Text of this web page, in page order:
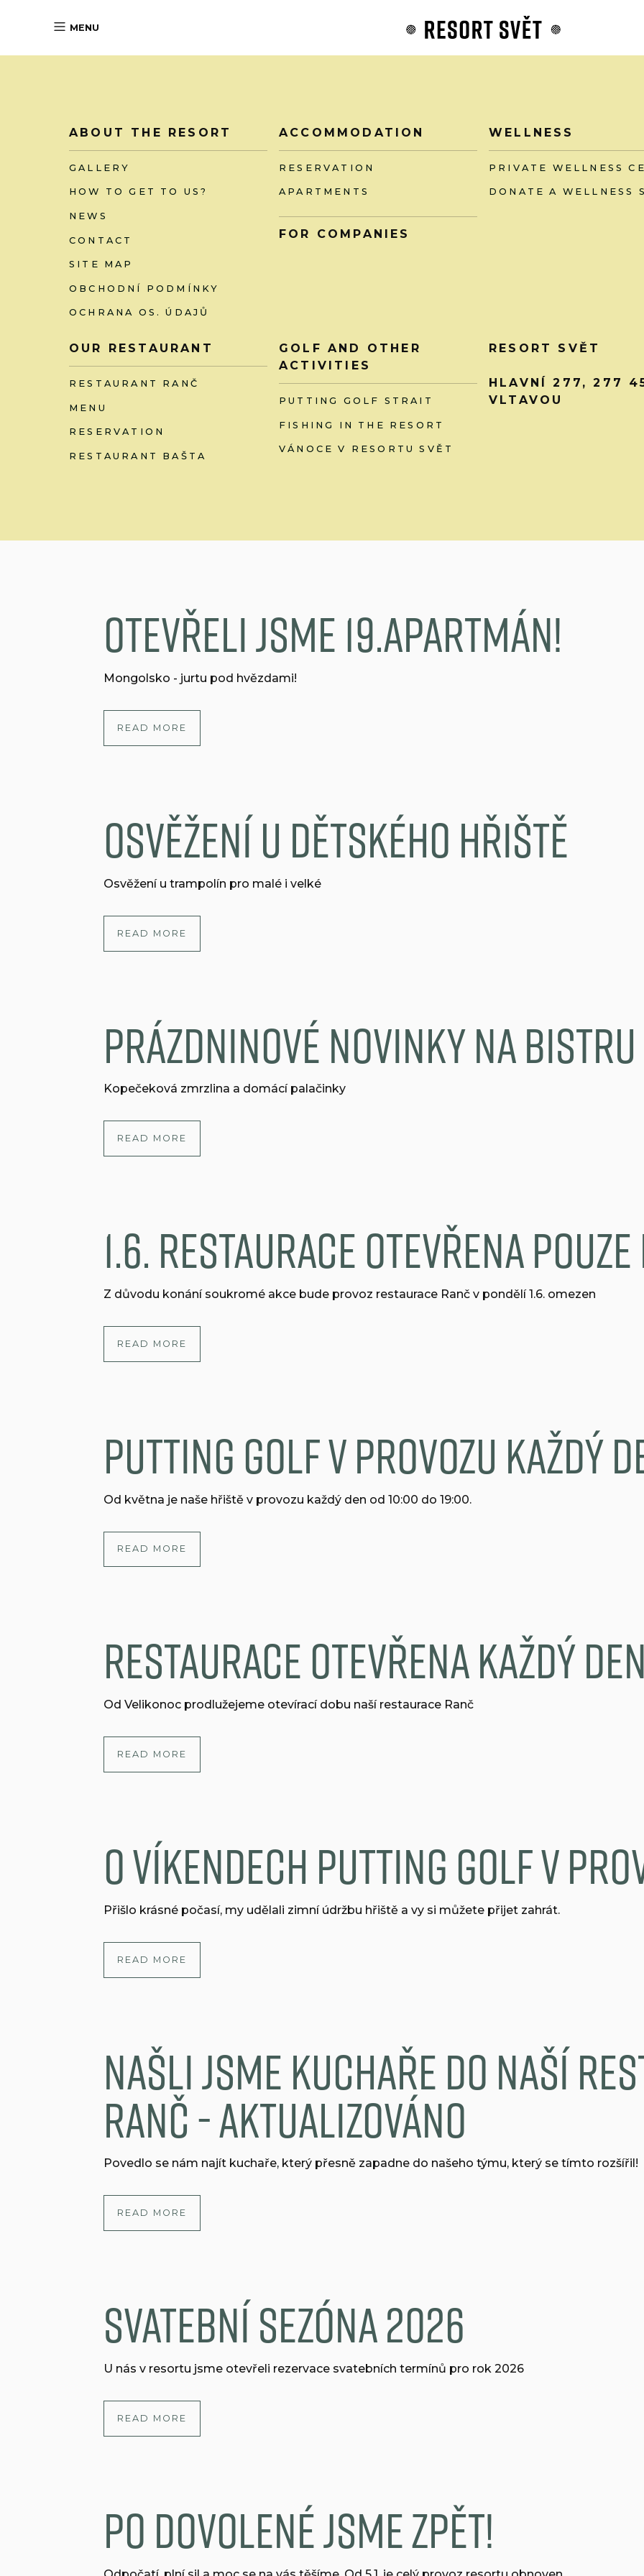
MENU
ABOUT THE RESORT
GALLERY
HOW TO GET TO US?
NEWS
CONTACT
SITE MAP
OBCHODNÍ PODMÍNKY
OCHRANA OS. ÚDAJŮ
ACCOMMODATION
RESERVATION
APARTMENTS
FOR COMPANIES
WELLNESS
PRIVATE WELLNESS
DONATE A WELLNESS
OUR RESTAURANT
RESTAURANT RANČ
MENU
RESERVATION
RESTAURANT BAŠTA
GOLF AND OTHER
ACTIVITIES
PUTTING GOLF STRAIT
FISHING IN THE RESORT
VÁNOCE V RESORTU SVĚT
RESORT SVĚT
HLAVNÍ 277, 277
VLTAVOU
Otevřeli jsme 19.apartmán!
Mongolsko - jurtu pod hvězdami!
READ MORE
Osvěžení u dětského hřiště
Osvěžení u trampolín pro malé i velké
READ MORE
Prázdninové novinky na bistru
Kopečeková zmrzlina a domácí palačinky
READ MORE
1.6. restaurace otevřena pouze
Z důvodu konání soukromé akce bude provoz restaurace Ranč v pondělí 1.6. omezen
READ MORE
Putting golf v provozu každý
Od května je naše hřiště v provozu každý den od 10:00 do 19:00.
READ MORE
Restaurace otevřena každý
Od Velikonoc prodlužejeme otevírací dobu naší restaurace Ranč
READ MORE
O víkendech putting golf v
Přišlo krásné počasí, my udělali zimní údržbu hřiště a vy si můžete přijet zahrát.
READ MORE
Našli jsme kuchaře do naší
Ranč - aktualizováno
Povedlo se nám najít kuchaře, který přesně zapadne do našeho týmu, který se tímto rozšířil!
READ MORE
Svatební sezóna 2026
U nás v resortu jsme otevřeli rezervace svatebních termínů pro rok 2026
READ MORE
Po dovolené jsme zpět!